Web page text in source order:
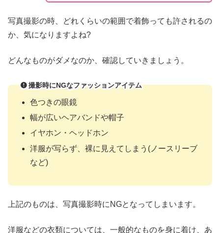
写真撮影の時、どれくらいの範囲で着飾っても許されるの
か、気になりますよね?
どんなものがダメなのか、確認していきましょう。
撮影時にNGなファッションアイテム
色つきの眼鏡
幅が広いヘアバンドや帽子
イヤホン・ヘッドホン
洋服が写らず、裸に見えてしまう(ノースリーブ
など)
上記のものは、写真撮影時にNGとなってしまいます。
洋服などの衣類については、一般的なものを身に着け、あ